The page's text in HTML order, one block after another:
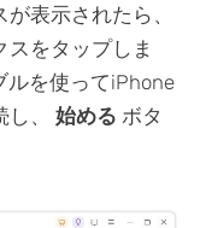
表示されたら、
をタップしま
ルを使ってiPhone
、 始める ボタ